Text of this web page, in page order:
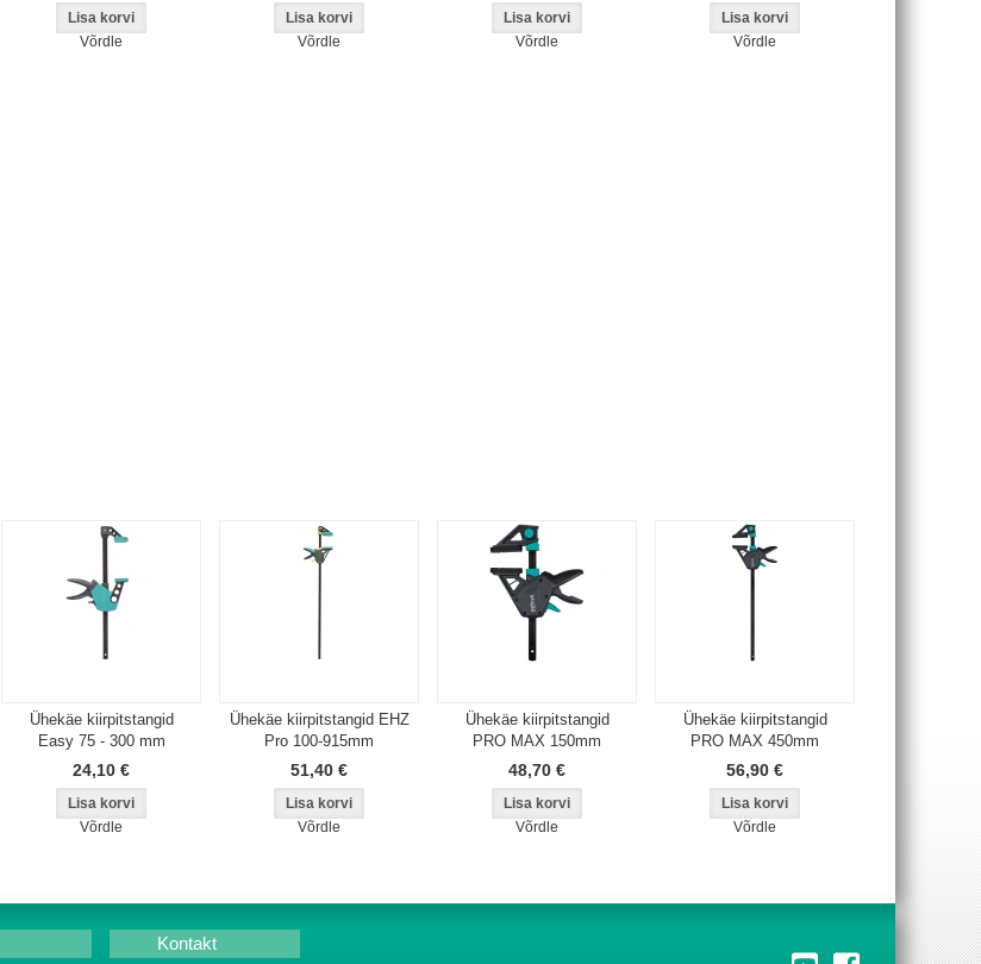
Võrdle Võrdle Võrdle Võrdle
Ühekäe kiirpitstangid
Easy 75 - 300 mm
24,10 €
Võrdle
Ühekäe kiirpitstangid EHZ
Pro 100-915mm
51,40 €
Võrdle
Ühekäe kiirpitstangid
PRO MAX 150mm
48,70 €
Võrdle
Ühekäe kiirpitstangid
PRO MAX 450mm
56,90 €
Võrdle
Kontakt